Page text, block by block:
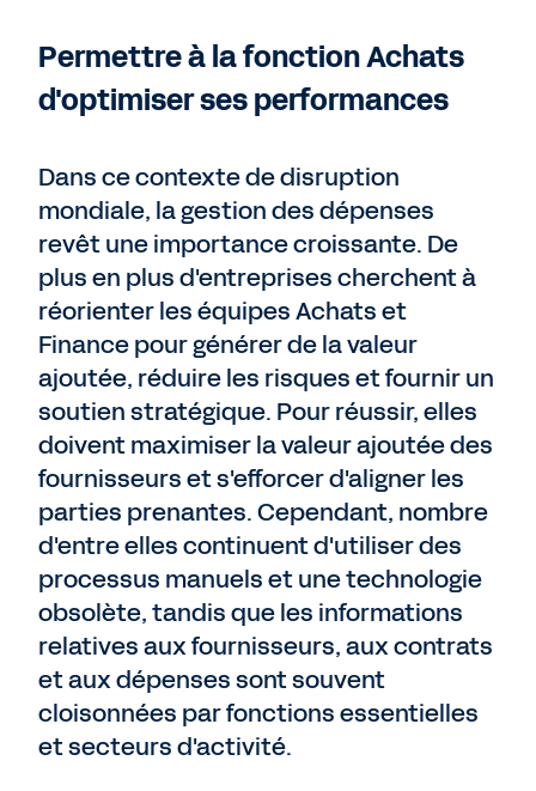
Permettre à la fonction Achats
d'optimiser ses performances
Dans ce contexte de disruption
mondiale, la gestion des dépenses
revêt une importance croissante. De
plus en plus d'entreprises cherchent à
réorienter les équipes Achats et
Finance pour générer de la valeur
ajoutée, réduire les risques et fournir un
soutien stratégique. Pour réussir, elles
doivent maximiser la valeur ajoutée des
fournisseurs et s'efforcer d'aligner les
parties prenantes. Cependant, nombre
d'entre elles continuent d'utiliser des
processus manuels et une technologie
obsolète, tandis que les informations
relatives aux fournisseurs, aux contrats
et aux dépenses sont souvent
cloisonnées par fonctions essentielles
et secteurs d'activité.